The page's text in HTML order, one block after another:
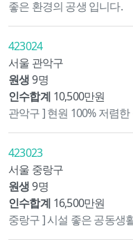
좋은 환경의 공생 입니다.
423024
서울 관악구
원생 9명
인수합계 10,500만원
관악구 ] 현원 100% 저렴
423023
서울 중랑구
원생 9명
인수합계 16,500만원
중랑구 ] 시설 좋은 공동생